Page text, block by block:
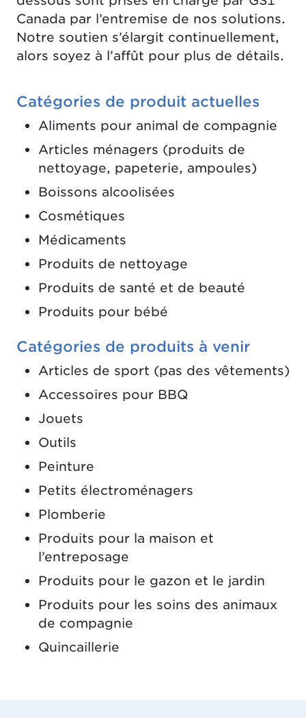
Canada par l’entremise de nos solutions.
Notre soutien s’élargit continuellement,
alors soyez à l’affût pour plus de détails.
Catégories de produit actuelles
Aliments pour animal de compagnie
Articles ménagers (produits de
nettoyage, papeterie, ampoules)
Boissons alcoolisées
Cosmétiques
Médicaments
Produits de nettoyage
Produits de santé et de beauté
Produits pour bébé
Catégories de produits à venir
Articles de sport (pas des vêtements)
Accessoires pour BBQ
Jouets
Outils
Peinture
Petits électroménagers
Plomberie
Produits pour la maison et
l’entreposage
Produits pour le gazon et le jardin
Produits pour les soins des animaux
de compagnie
Quincaillerie